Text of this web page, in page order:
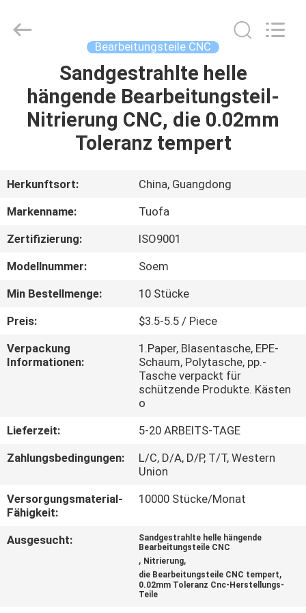
HAUSE
PRODUKTE
ÜBER
UNS
WERKSBESICHTIGUNG
QUALITÄTSKONTROLLE
KONTAKT
MIT
NEUIGKEITEN
BITTE
UM
EIN
ANGEBOT
Ltd..
Bearbeitungsteile CNC
Sandgestrahlte helle
hängende Bearbeitungsteil-
Nitrierung CNC, die 0.02mm
Toleranz tempert
Herkunftsort:
China, Guangdong
Markenname:
Tuofa
Zertifizierung:
ISO9001
Modellnummer:
Soem
Min Bestellmenge:
10 Stücke
Preis:
$3.5-5.5 / Piece
Verpackung
Informationen:
1.Paper, Blasentasche, EPE-
Schaum, Polytasche, pp.-
Tasche verpackt für
schützende Produkte. Kästen
o
Lieferzeit:
5-20 ARBEITS-TAGE
Zahlungsbedingungen:
L/C, D/A, D/P, T/T, Western
Union
Versorgungsmaterial-
Fähigkeit:
10000 Stücke/Monat
Ausgesucht:
Sandgestrahlte helle hängende
Bearbeitungsteile CNC
, Nitrierung,
die Bearbeitungsteile CNC tempert,
0.02mm Toleranz Cnc-Herstellungs-
Teile